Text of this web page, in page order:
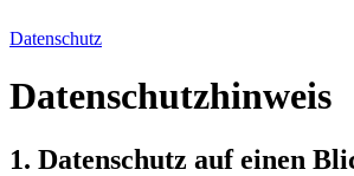
Datenschutz
Datenschutz­hinweis
1. Datenschutz auf einen